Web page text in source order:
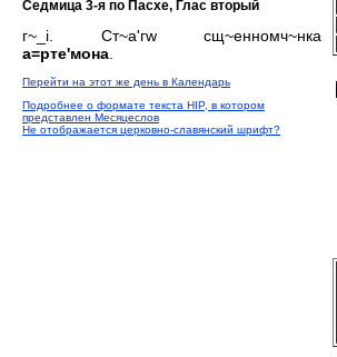
Седмица 3-я по Пасхе, Глас вторый
г~_i. Ст~а'гw сщ~енномч~нка
а=рте'мона
Перейти на этот же день в Календарь
Подробнее о формате текста HIP, в котором
представлен Месяцеслов
Не отображается церковно-славянский шрифт?